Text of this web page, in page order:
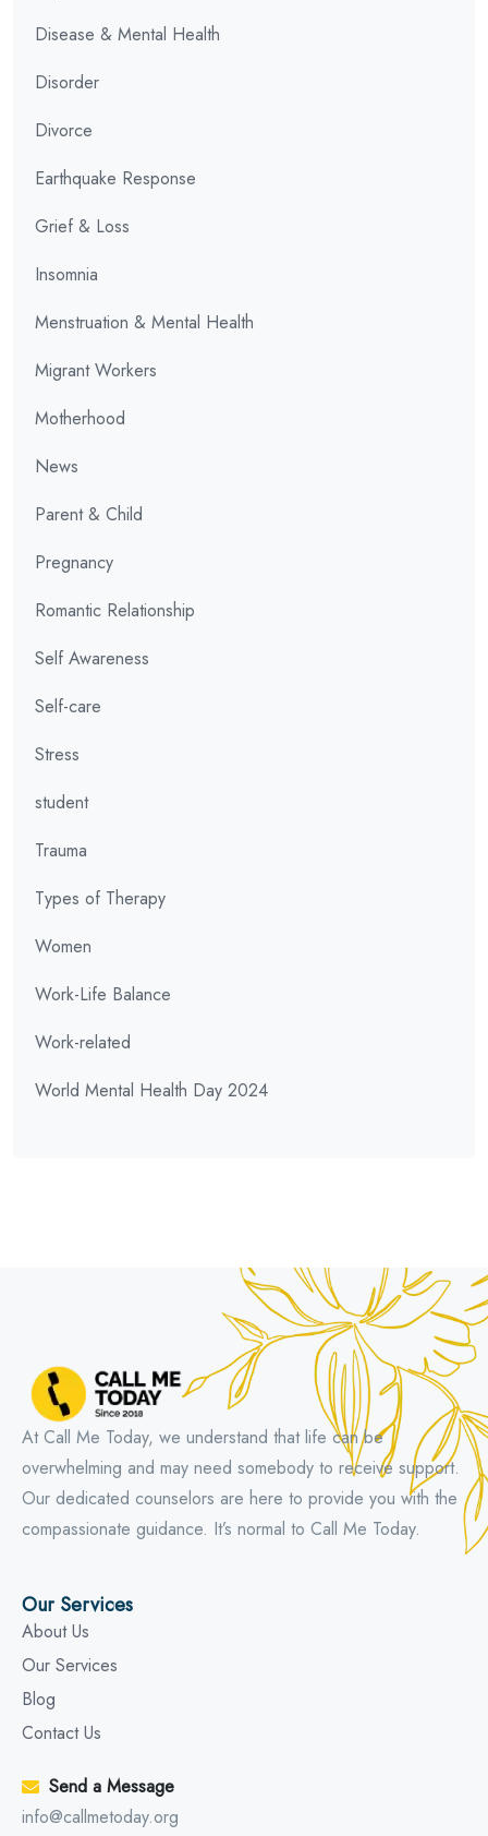
Disease & Mental Health
Disorder
Divorce
Earthquake Response
Grief & Loss
Insomnia
Menstruation & Mental Health
Migrant Workers
Motherhood
News
Parent & Child
Pregnancy
Romantic Relationship
Self Awareness
Self-care
Stress
student
Trauma
Types of Therapy
Women
Work-Life Balance
Work-related
World Mental Health Day 2024
At Call Me Today, we understand that life can be
overwhelming and may need somebody to receive support.
Our dedicated counselors are here to provide you with the
compassionate guidance. It’s normal to Call Me Today.
Our Services
About Us
Our Services
Blog
Contact Us
Send a Message
info@callmetoday.org